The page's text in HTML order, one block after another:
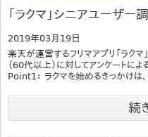
「ラクマ」シニアユーザー
2019年03月19日
楽天が運営するフリマアプリ「ラク
（60代以上）に対してアンケートに
Point1： ラクマを始めるきっかけは
続